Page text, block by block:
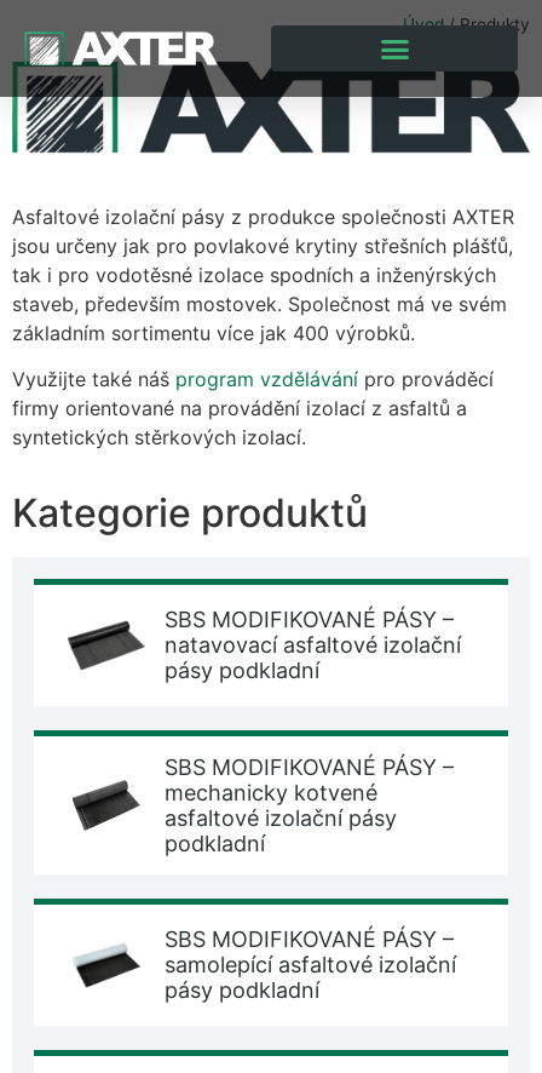
Úvod/Produkty
Asfaltové izolační pásy z produkce společnosti AXTER
jsou určeny jak pro povlakové krytiny střešních plášťů,
tak i pro vodotěsné izolace spodních a inženýrských
staveb, především mostovek. Společnost má ve svém
základním sortimentu více jak 400 výrobků.
Využijte také náš program vzdělávání pro prováděcí
firmy orientované na provádění izolací z asfaltů a
syntetických stěrkových izolací.
Kategorie produktů
SBS MODIFIKOVANÉ PÁSY –
natavovací asfaltové izolační
pásy podkladní
SBS MODIFIKOVANÉ PÁSY –
mechanicky kotvené
asfaltové izolační pásy
podkladní
SBS MODIFIKOVANÉ PÁSY –
samolepící asfaltové izolační
pásy podkladní